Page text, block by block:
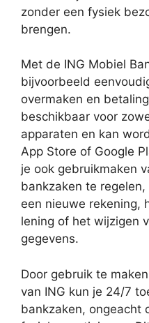
zonder een fysiek
brengen.
Met de ING Mobiel
bijvoorbeeld
overmaken en
beschikbaar voor
apparaten en kan
App Store of Google
je ook gebruikmaken
bankzaken te
een nieuwe rekening,
lening of het wijzigen
gegevens.
Door gebruik te
van ING kun je 24/7
bankzaken, ongeacht